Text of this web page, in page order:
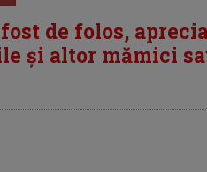
de folos,
și altor mămici